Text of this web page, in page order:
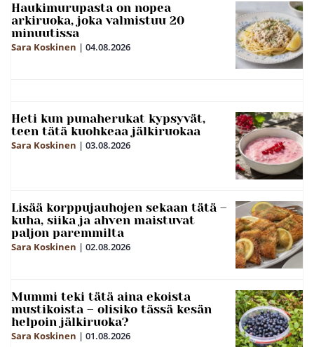
Haukimurupasta on nopea
arkiruoka, joka valmistuu 20
minuutissa
Sara Koskinen | 04.08.2026
Heti kun punaherukat kypsyvät,
teen tätä kuohkeaa jälkiruokaa
Sara Koskinen | 03.08.2026
Lisää korppujauhojen sekaan tätä –
kuha, siika ja ahven maistuvat
paljon paremmilta
Sara Koskinen | 02.08.2026
Mummi teki tätä aina ekoista
mustikoista – olisiko tässä kesän
helpoin jälkiruoka?
Sara Koskinen | 01.08.2026